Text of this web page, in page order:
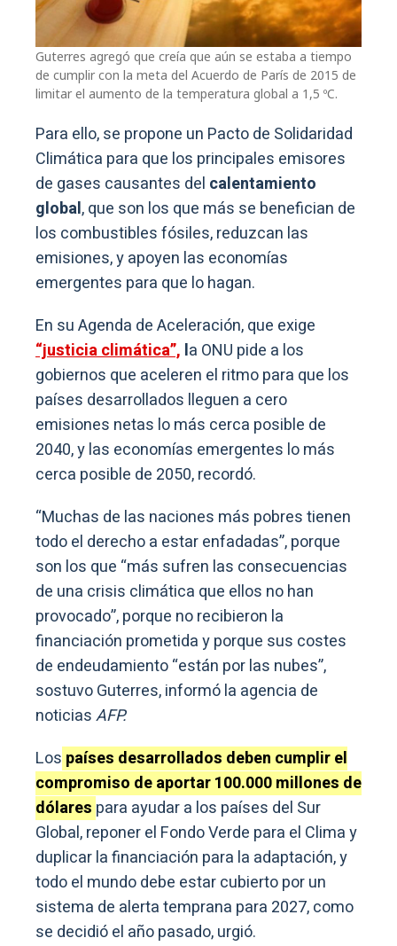
Guterres agregó que creía que aún se estaba a tiempo
de cumplir con la meta del Acuerdo de París de 2015 de
limitar el aumento de la temperatura global a 1,5 ºC.
Para ello, se propone un Pacto de Solidaridad
Climática para que los principales emisores
de gases causantes del calentamiento
global, que son los que más se benefician de
los combustibles fósiles, reduzcan las
emisiones, y apoyen las economías
emergentes para que lo hagan.
En su Agenda de Aceleración, que exige
“justicia climática”, la ONU pide a los
gobiernos que aceleren el ritmo para que los
países desarrollados lleguen a cero
emisiones netas lo más cerca posible de
2040, y las economías emergentes lo más
cerca posible de 2050, recordó.
“Muchas de las naciones más pobres tienen
todo el derecho a estar enfadadas”, porque
son los que “más sufren las consecuencias
de una crisis climática que ellos no han
provocado”, porque no recibieron la
financiación prometida y porque sus costes
de endeudamiento “están por las nubes”,
sostuvo Guterres, informó la agencia de
noticiasAFP.
Los países desarrollados deben cumplir el
compromiso de aportar 100.000 millones de
dólares para ayudar a los países del Sur
Global, reponer el Fondo Verde para el Clima y
duplicar la financiación para la adaptación, y
todo el mundo debe estar cubierto por un
sistema de alerta temprana para 2027, como
se decidió el año pasado, urgió.